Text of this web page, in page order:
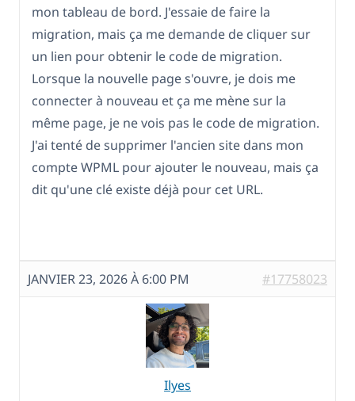
mon tableau de bord. J'essaie de faire la
migration, mais ça me demande de cliquer sur
un lien pour obtenir le code de migration.
Lorsque la nouvelle page s'ouvre, je dois me
connecter à nouveau et ça me mène sur la
même page, je ne vois pas le code de migration.
J'ai tenté de supprimer l'ancien site dans mon
compte WPML pour ajouter le nouveau, mais ça
dit qu'une clé existe déjà pour cet URL.
JANVIER 23, 2026 À 6:00 PM #17758023
Ilyes